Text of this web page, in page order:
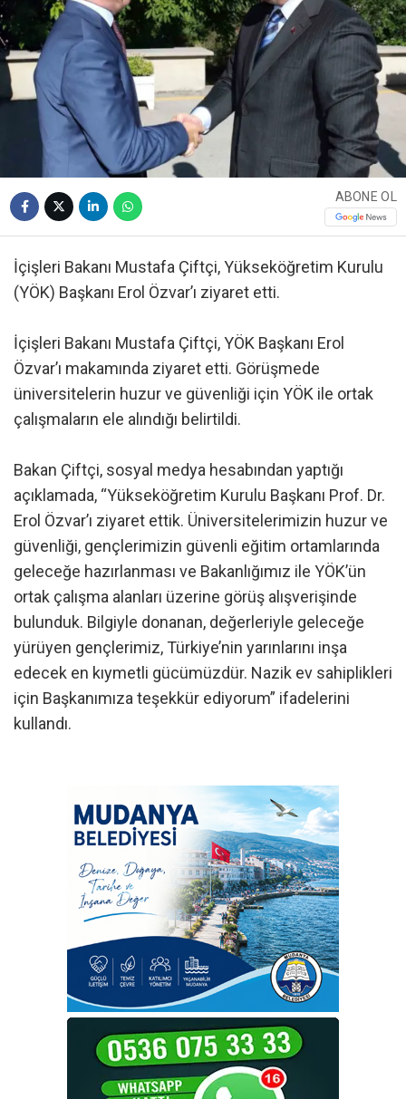
ABONE OL
İçişleri Bakanı Mustafa Çiftçi, Yükseköğretim Kurulu
(YÖK) Başkanı Erol Özvar’ı ziyaret etti.
İçişleri Bakanı Mustafa Çiftçi, YÖK Başkanı Erol
Özvar’ı makamında ziyaret etti. Görüşmede
üniversitelerin huzur ve güvenliği için YÖK ile ortak
çalışmaların ele alındığı belirtildi.
Bakan Çiftçi, sosyal medya hesabından yaptığı
açıklamada, “Yükseköğretim Kurulu Başkanı Prof. Dr.
Erol Özvar’ı ziyaret ettik. Üniversitelerimizin huzur ve
güvenliği, gençlerimizin güvenli eğitim ortamlarında
geleceğe hazırlanması ve Bakanlığımız ile YÖK’ün
ortak çalışma alanları üzerine görüş alışverişinde
bulunduk. Bilgiyle donanan, değerleriyle geleceğe
yürüyen gençlerimiz, Türkiye’nin yarınlarını inşa
edecek en kıymetli gücümüzdür. Nazik ev sahiplikleri
için Başkanımıza teşekkür ediyorum” ifadelerini
kullandı.